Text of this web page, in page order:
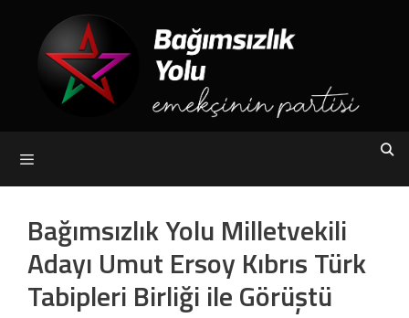
content
Bağımsızlık Yolu Milletvekili
Adayı Umut Ersoy Kıbrıs Türk
Tabipleri Birliği ile Görüştü